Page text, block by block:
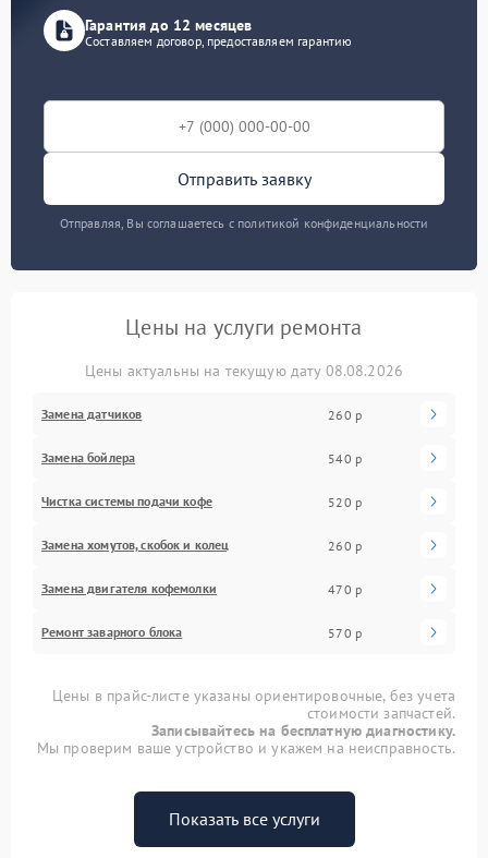
Гарантия до 12 месяцев
Составляем договор, предоставляем гарантию
Отправить заявку
Отправляя, Вы соглашаетесь с политикой конфиденциальности
Цены на услуги ремонта
Цены актуальны на текущую дату 08.08.2026
Замена датчиков 260 р
Замена бойлера 540 р
Чистка системы подачи кофе 520 р
Замена хомутов, скобок и колец 260 р
Замена двигателя кофемолки 470 р
Ремонт заварного блока 570 р
Цены в прайс-листе указаны ориентировочные, без учета
стоимости запчастей.
Записывайтесь на бесплатную диагностику.
Мы проверим ваше устройство и укажем на неисправность.
Показать все услуги